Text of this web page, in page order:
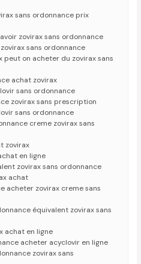
sans ordonnance prix
zovirax sans ordonnance
sans ordonnance
peut on acheter du zovirax sans
achat zovirax
sans ordonnance
zovirax sans prescription
sans ordonnance
creme zovirax sans
zovirax
en ligne
zovirax sans ordonnance
achat
acheter zovirax creme sans
équivalent zovirax sans
achat en ligne
acheter acyclovir en ligne
zovirax sans